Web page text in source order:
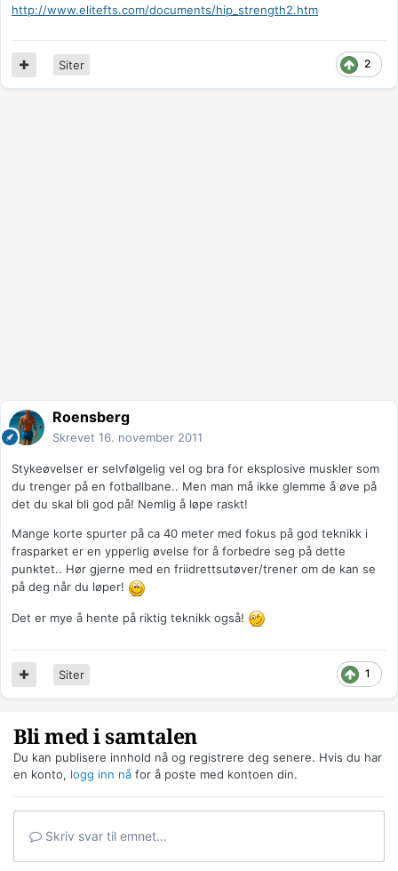
http://www.elitefts.com/documents/hip_strength2.htm
2
Siter
Roensberg
Skrevet 16. november 2011
Stykeøvelser er selvfølgelig vel og bra for eksplosive muskler som
du trenger på en fotballbane.. Men man må ikke glemme å øve på
det du skal bli god på! Nemlig å løpe raskt!
Mange korte spurter på ca 40 meter med fokus på god teknikk i
frasparket er en ypperlig øvelse for å forbedre seg på dette
punktet.. Hør gjerne med en friidrettsutøver/trener om de kan se
på deg når du løper!
Det er mye å hente på riktig teknikk også!
1
Siter
Bli med i samtalen
Du kan publisere innhold nå og registrere deg senere. Hvis du har
en konto, logg inn nå for å poste med kontoen din.
Skriv svar til emnet...